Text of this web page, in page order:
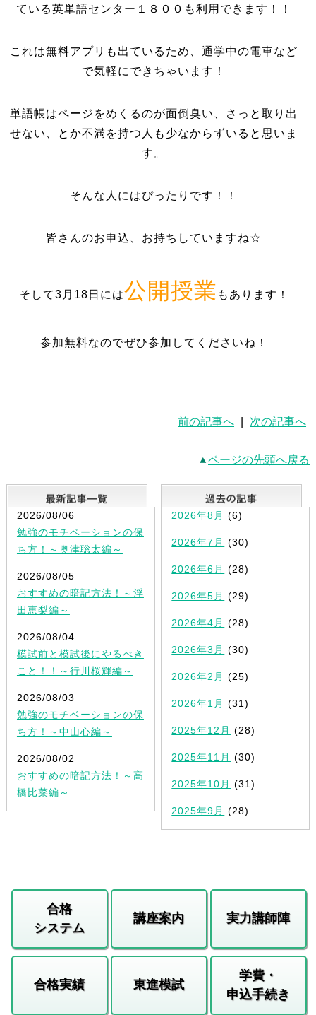
ている英単語センター１８００も利用できます！！
これは無料アプリも出ているため、通学中の電車など
で気軽にできちゃいます！
単語帳はページをめくるのが面倒臭い、さっと取り出
せない、とか不満を持つ人も少なからずいると思いま
す。
そんな人にはぴったりです！！
皆さんのお申込、お持ちしていますね☆
そして3月18日には公開授業 もあります！
参加無料なのでぜひ参加してくださいね！
前の記事へ 次の記事へ
ページの先頭へ戻る
最新記事一覧
2026/08/06
勉強のモチベーションの保
ち方！～奥津聡太編～
2026/08/05
おすすめの暗記方法！～浮
田恵梨編～
2026/08/04
模試前と模試後にやるべき
こと！！～行川桜輝編～
2026/08/03
勉強のモチベーションの保
ち方！～中山心編～
2026/08/02
おすすめの暗記方法！～高
橋比菜編～
2026年8月 (6)
2026年7月 (30)
2026年6月 (28)
2026年5月 (29)
2026年4月 (28)
2026年3月 (30)
2026年2月 (25)
2026年1月 (31)
2025年12月 (28)
2025年11月 (30)
2025年10月 (31)
2025年9月 (28)
合格
システム
講座案内 実力講師陣
合格実績 東進模試
学費・
申込手続き